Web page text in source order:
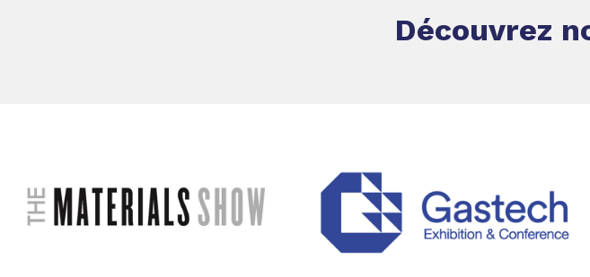
Découvrez